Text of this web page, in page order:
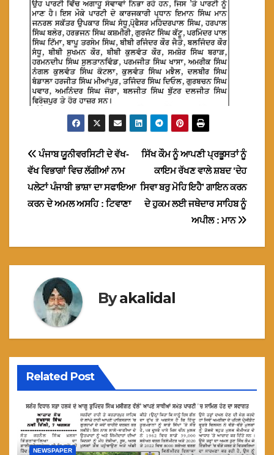
Post
navigation
ਸਿੱਖ ਕੌਮ ਨੂੰ ਆਪਣੀ ਪ੍ਰਭੂਸਤਾਂ ਨੂੰ
ਕਾਇਮ ਰੱਖਣ ਵਾਲੇ ਸ਼ਬਦ ‘ਦੇਹ
ਸਿਵਾ ਬਰੁ ਮੋਹਿ ਇਹੈ’ ਗਾਇਨ ਕਰਨ
ਦੇ ਹੁਕਮ ਲਈ ਜਥੇਦਾਰ ਸਾਹਿਬ ਨੂੰ
ਅਪੀਲ : ਮਾਨ
ਪੰਜਾਬ ਯੂਨੀਵਰਸਿਟੀ ਦੇ ਵੱਖ-
ਵੱਖ ਵਿਭਾਗਾਂ ਵਿਚ ਲੱਗੀਆਂ ਨਾਮ
ਪਲੇਟਾਂ ਪੰਜਾਬੀ ਭਾਸ਼ਾ ਦਾ ਸਫਾਇਆ
ਕਰਨ ਦੇ ਅਮਲ ਅਸਹਿ : ਟਿਵਾਣਾ
Byakalidal
Related Post
NEWSPAPER